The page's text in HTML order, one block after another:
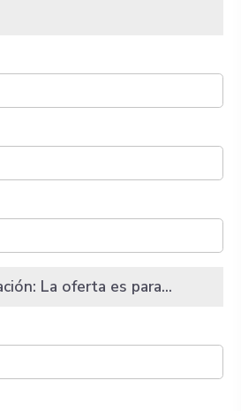
La oferta es para...